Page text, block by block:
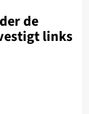
de
links